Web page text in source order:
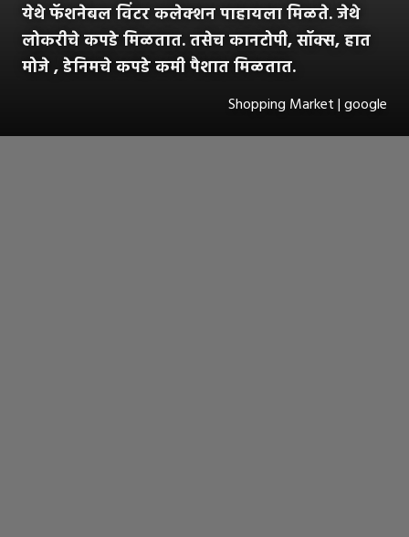
येथे फॅशनेबल विंटर कलेक्शन पाहायला मिळते. जेथे
लोकरीचे कपडे मिळतात. तसेच कानटोपी, सॉक्स, हात
मोजे , डेनिमचे कपडे कमी पैशात मिळतात.
Shopping Market | google